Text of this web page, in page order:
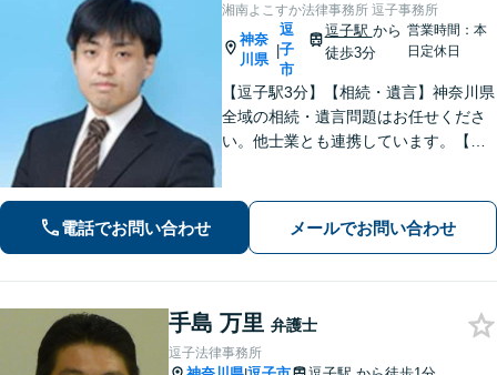
湘南よこすか法律事務所 逗子事務所
神奈
川県
|
逗
子
市
逗子駅 から
徒歩3分
営業時間：本
日定休日
【逗子駅3分】【相続・遺言】神奈川県
全域の相続・遺言問題はお任せくださ
い。他士業とも連携しています。【離
【初回面談無料】【夜間・休日は予約
で対応可】【法テラス可】
電話でお問い合わせ メールでお問い合わせ
手島 万里 弁護士
逗子法律事務所